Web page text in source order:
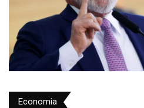
Economia